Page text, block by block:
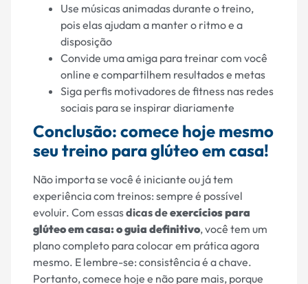
Use músicas animadas durante o treino,
pois elas ajudam a manter o ritmo e a
disposição
Convide uma amiga para treinar com você
online e compartilhem resultados e metas
Siga perfis motivadores de fitness nas redes
sociais para se inspirar diariamente
Conclusão: comece hoje mesmo
seu treino para glúteo em casa!
Não importa se você é iniciante ou já tem
experiência com treinos: sempre é possível
evoluir. Com essasdicas deexercícios para
glúteo em casa: o guia definitivo, você tem um
plano completo para colocar em prática agora
mesmo. E lembre-se: consistência é a chave.
Portanto, comece hoje e não pare mais, porque